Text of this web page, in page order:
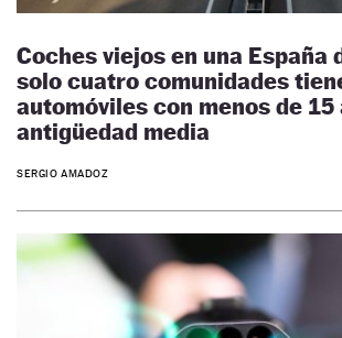
Coches viejos en una España
solo cuatro comunidades
automóviles con menos de 15
antigüedad media
SERGIO AMADOZ